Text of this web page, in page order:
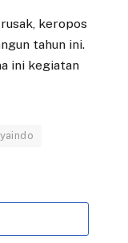
keropos
tahun ini.
ini kegiatan